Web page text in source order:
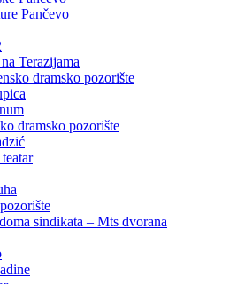
Pančevo
Terazijama
dramsko pozorište
dramsko pozorište
sindikata – Mts dvorana